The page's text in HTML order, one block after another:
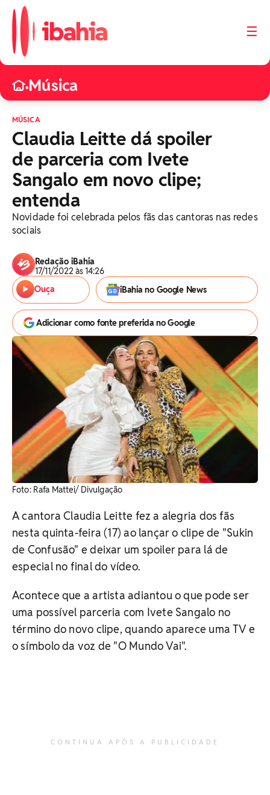
☰
•Música
MÚSICA
Claudia Leitte dá spoiler
de parceria com Ivete
Sangalo em novo clipe;
entenda
Novidade foi celebrada pelos fãs das cantoras nas redes
sociais
Redação iBahia
17/11/2022 às 14:26
Ouça
iBahia no Google News
Adicionar como fonte preferida no Google
Foto: Rafa Mattei/ Divulgação
A cantora Claudia Leitte fez a alegria dos fãs
nesta quinta-feira (17) ao lançar o clipe de "Sukin
de Confusão" e deixar um spoiler para lá de
especial no final do vídeo.
Acontece que a artista adiantou o que pode ser
uma possível parceria com Ivete Sangalo no
término do novo clipe, quando aparece uma TV e
o símbolo da voz de "O Mundo Vai".
CONTINUA APÓS A PUBLICIDADE